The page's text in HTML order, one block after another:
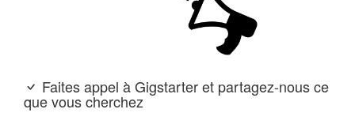
Faites appel à Gigstarter et partagez-nous ce
que vous cherchez